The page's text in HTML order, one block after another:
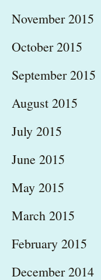
November 2015
October 2015
September 2015
August 2015
July 2015
June 2015
May 2015
March 2015
February 2015
December 2014